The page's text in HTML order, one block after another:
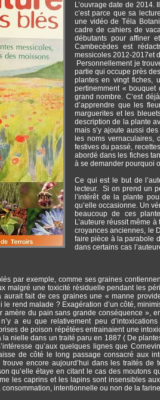
L’ouvrage date de 2014.
c’est parce que sa
une vidéo de Téla
cadre de cahiers de
débutants pour affiner
Cambecèdes est
messicoles 2012-2017et
Personnellement je
partie qui occupe près
plantes en vingt fiches,
pertinemment « bouquet
grand nombre. C’est
d’apprendre que les
marguerites et les
description de la plante
mais s’y ajoute aussi
les noms vernaculaires,
festives du passé,
abordé dans les fiches
à se demander pourquoi
Ce qui est le but de
lecteur. Si on prend un
l’intérêt de la plante
qu’elle occasionne. Un
beaucoup de ces
L’auteure réussit même
croyances anciennes, le
faire pièce à la parabole
dans certains cas
par exemple, comme ses graines
malgré une toxicité résiduelle pendant les
fait de ces graines une « manne
rend malade ? Exagération d’un côté,
amère du pain sans grande conséquence »,
a eu que relativement peu
de poison répétées entrainaient une
nielle dans un traité paru en 1887 ( De
qu’aux quelques lignes que
de côté le long passage consacré aux
encore aujourd’hui dans les traités de
qu’elle étaye en citant le cas des moutons
les caprins et les lapins sont insensibles
intentionnelle ou non de la